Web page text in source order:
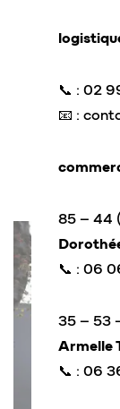
📞 : 02
📧 :
85 – 44
📞 : 06
35 – 53
Armelle
📞 : 06